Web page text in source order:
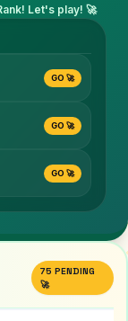
Let's play! 🚀
GO 🚀
GO 🚀
GO 🚀
75 PENDING
🚀